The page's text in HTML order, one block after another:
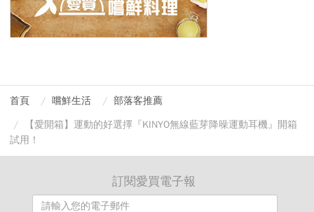
首頁 嚐鮮生活
部落客推薦
【愛開箱】運動的好選擇『KINYO無線藍芽降噪運動耳機』開箱
試用！
訂閱愛買電子報